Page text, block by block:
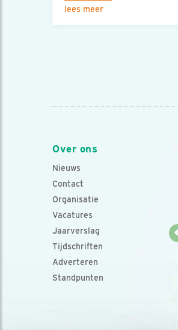
lees meer
Over ons
Nieuws
Contact
Organisatie
Vacatures
Jaarverslag
Tijdschriften
Adverteren
Standpunten